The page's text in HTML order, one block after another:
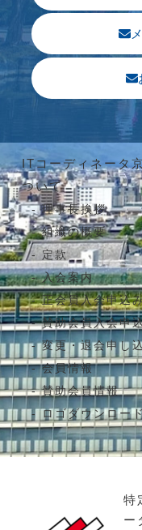
ITコーディネータ
ついて
理事長挨拶
組織の概要
定款
入会案内
正会員入会申込
賛助会員入会申
変更・退会申し
会員情報
賛助会員情報
ロゴダウンロー
特
ー